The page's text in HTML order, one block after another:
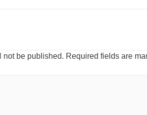
not be published. Required fields are